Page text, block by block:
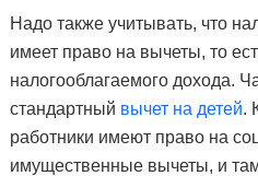
Надо также учитывать, что
имеет право на вычеты, то
налогооблагаемого дохода.
стандартный вычет на детей.
работники имеют право на
имущественные вычеты, и